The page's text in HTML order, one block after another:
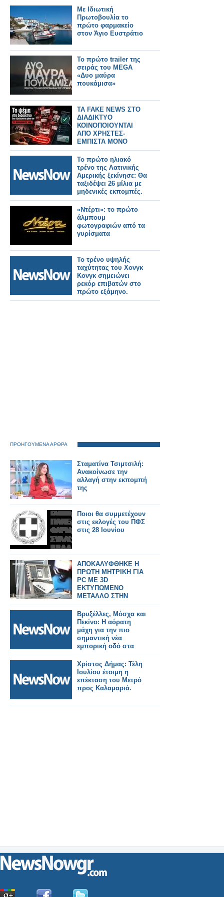
Με Ιδιωτική
Πρωτοβουλία το
πρώτο φαρμακείο
στον Άγιο Ευστράτιο
Το πρώτο trailer της
σειράς του MEGA
«Δυο μαύρα
πουκάμισα»
TA FAKE NEWS ΣΤΟ
ΔΙΑΔΙΚΤΥΟ
ΚΟΙΝΟΠΟΙΟΥΝΤΑΙ
ΑΠΟ ΧΡΗΣΤΕΣ-
ΕΜΠΙΣΤΑ ΜΟΝΟ
ΑΞΙΟΠΙΣΤΑ SITE
Το πρώτο ηλιακό
τρένο της Λατινικής
Αμερικής ξεκίνησε: Θα
ταξιδέψει 26 μίλια με
μηδενικές εκπομπές.
«Ντέρτι»: το πρώτο
άλμπουμ
φωτογραφιών από τα
γυρίσματα
Το τρένο υψηλής
ταχύτητας του Χονγκ
Κονγκ σημειώνει
ρεκόρ επιβατών στο
πρώτο εξάμηνο.
ΠΡΟΗΓΟΥΜΕΝΑ ΑΡΘΡΑ
Σταματίνα Τσιμτσιλή:
Aνακοίνωσε την
αλλαγή στην εκπομπή
της
Ποιοι θα συμμετέχουν
στις εκλογές του ΠΦΣ
στις 28 Ιουνίου
ΑΠΟΚΑΛΥΦΘΗΚΕ Η
ΠΡΩΤΗ ΜΗΤΡΙΚΗ ΓΙΑ
PC ΜΕ 3D
ΕΚΤΥΠΩΜΕΝΟ
ΜΕΤΑΛΛΟ ΣΤΗΝ
Computex 2026
Βρυξέλλες, Μόσχα και
Πεκίνο: Η αόρατη
μάχη για την πιο
σημαντική νέα
εμπορική οδό στα
Βαλκάνια.
Χρίστος Δήμας: Τέλη
Ιουλίου έτοιμη η
επέκταση του Μετρό
προς Καλαμαριά.